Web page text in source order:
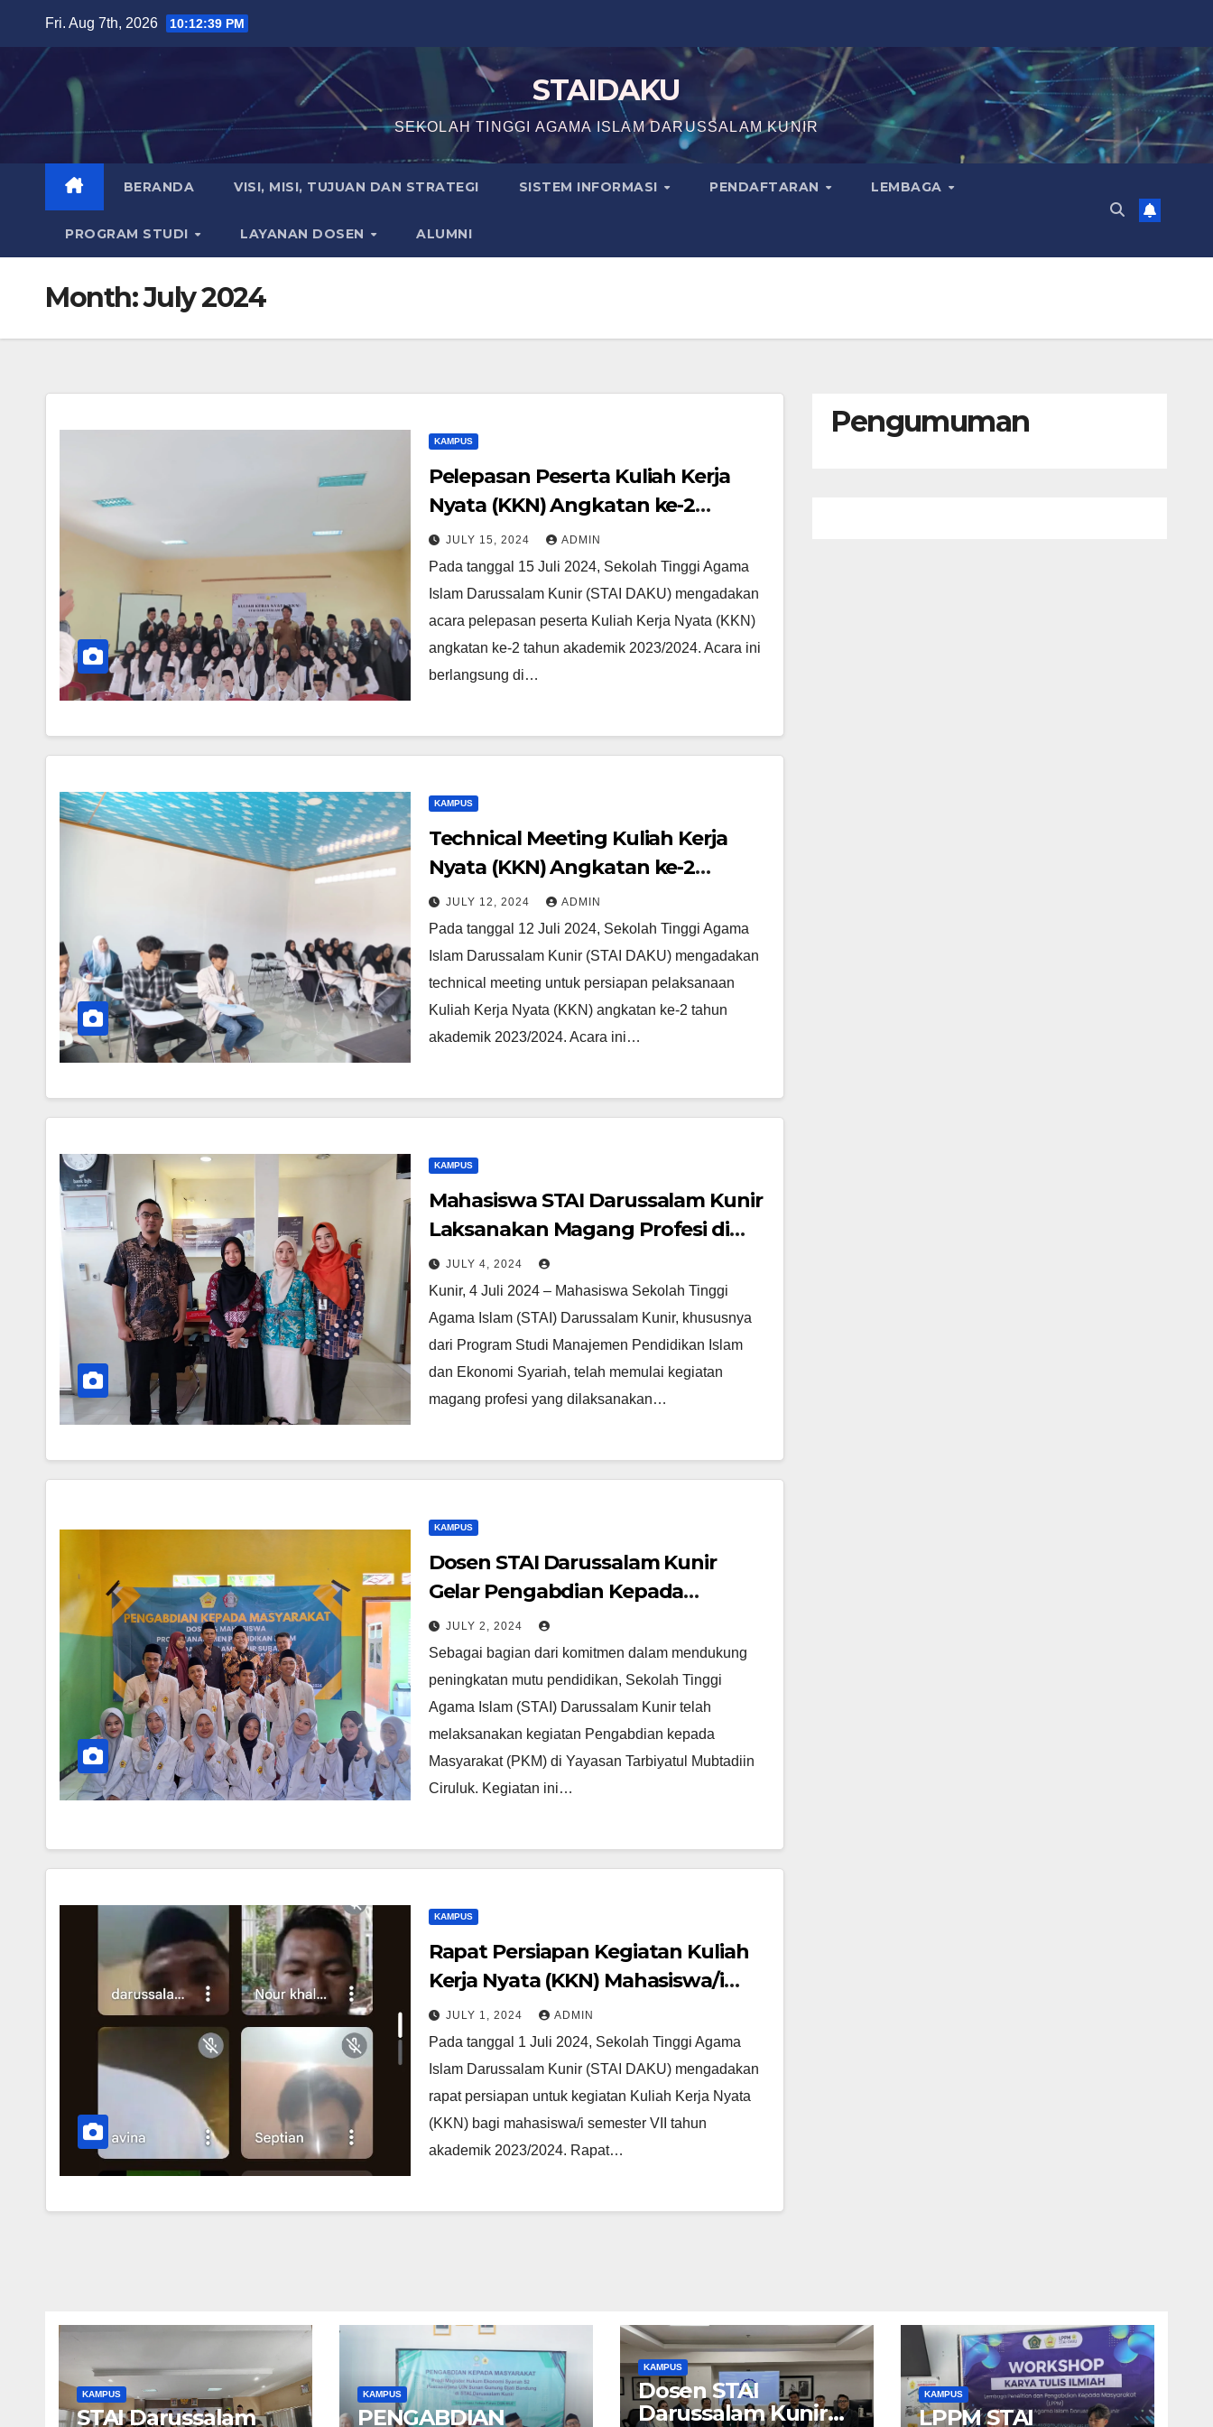
content
Fri. Aug 7th, 2026 10:12:40 PM
STAIDAKU
SEKOLAH TINGGI AGAMA ISLAM DARUSSALAM KUNIR
BERANDA VISI, MISI, TUJUAN DAN STRATEGI SISTEM INFORMASI PENDAFTARAN LEMBAGA
PROGRAM STUDI LAYANAN DOSEN ALUMNI
Month:July 2024
KAMPUS
Pelepasan Peserta Kuliah Kerja
Nyata (KKN) Angkatan ke-2
Sekolah Tinggi Agama Islam
Darussalam Kunir (STAI DAKU)
Tahun Akademik 2023/2024
JULY 15, 2024 ADMIN
Pada tanggal 15 Juli 2024, Sekolah Tinggi Agama
Islam Darussalam Kunir (STAI DAKU) mengadakan
acara pelepasan peserta Kuliah Kerja Nyata (KKN)
angkatan ke-2 tahun akademik 2023/2024. Acara ini
berlangsung di…
KAMPUS
Technical Meeting Kuliah Kerja
Nyata (KKN) Angkatan ke-2
Sekolah Tinggi Agama Islam
Darussalam Kunir (STAI DAKU)
Tahun Akademik 2023/2024
JULY 12, 2024 ADMIN
Pada tanggal 12 Juli 2024, Sekolah Tinggi Agama
Islam Darussalam Kunir (STAI DAKU) mengadakan
technical meeting untuk persiapan pelaksanaan
Kuliah Kerja Nyata (KKN) angkatan ke-2 tahun
akademik 2023/2024. Acara ini…
KAMPUS
Mahasiswa STAI Darussalam Kunir
Laksanakan Magang Profesi di
Berbagai Instansi dan Perusahaan
Terkemuka
JULY 4, 2024
Kunir, 4 Juli 2024 – Mahasiswa Sekolah Tinggi
Agama Islam (STAI) Darussalam Kunir, khususnya
dari Program Studi Manajemen Pendidikan Islam
dan Ekonomi Syariah, telah memulai kegiatan
magang profesi yang dilaksanakan…
KAMPUS
Dosen STAI Darussalam Kunir
Gelar Pengabdian Kepada
Masyarakat Di Kalijati Subang
Bersama Mahasiswa
JULY 2, 2024
Sebagai bagian dari komitmen dalam mendukung
peningkatan mutu pendidikan, Sekolah Tinggi
Agama Islam (STAI) Darussalam Kunir telah
melaksanakan kegiatan Pengabdian kepada
Masyarakat (PKM) di Yayasan Tarbiyatul Mubtadiin
Ciruluk. Kegiatan ini…
KAMPUS
Rapat Persiapan Kegiatan Kuliah
Kerja Nyata (KKN) Mahasiswa/i
Semester VII Sekolah Tinggi
Agama Islam Darussalam Kunir
(STAI DAKU) Tahun Akademik
2023/2024
JULY 1, 2024 ADMIN
Pada tanggal 1 Juli 2024, Sekolah Tinggi Agama
Islam Darussalam Kunir (STAI DAKU) mengadakan
rapat persiapan untuk kegiatan Kuliah Kerja Nyata
(KKN) bagi mahasiswa/i semester VII tahun
akademik 2023/2024. Rapat…
Pengumuman
KAMPUS
STAI Darussalam
KAMPUS
PENGABDIAN
KAMPUS
Dosen STAI
Darussalam Kunir
KAMPUS
LPPM STAI